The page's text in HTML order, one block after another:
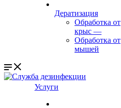
Дератизация
Обработка от
крыс —
Обработка от
мышей
Услуги